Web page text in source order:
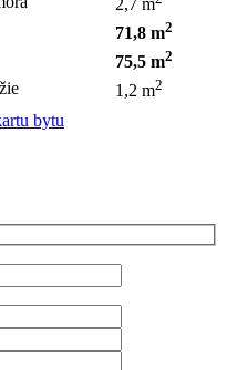
2,7 m
71,8 m2
75,5 m2
1,2 m2
bytu